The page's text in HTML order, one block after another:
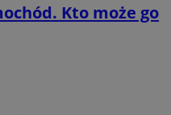
Kto może go